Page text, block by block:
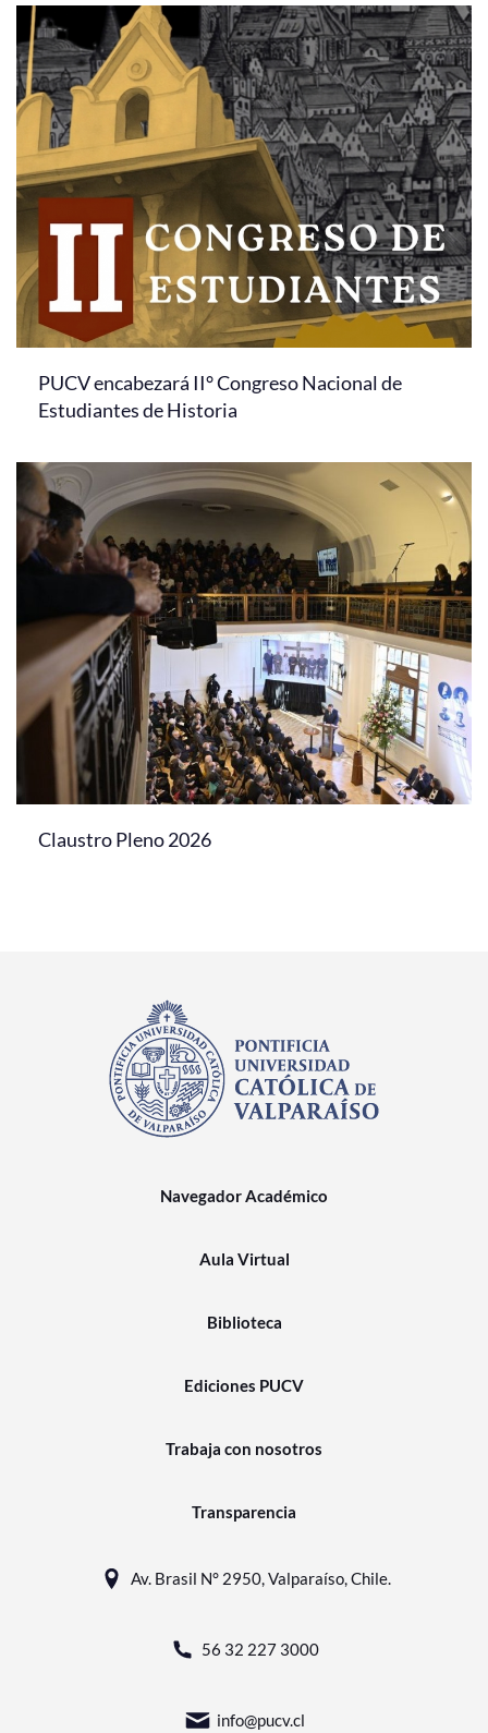
PUCV encabezará II° Congreso Nacional de
Estudiantes de Historia
Claustro Pleno 2026
Navegador Académico
Aula Virtual
Biblioteca
Ediciones PUCV
Trabaja con nosotros
Transparencia
Av. Brasil N° 2950, Valparaíso, Chile.
56 32 227 3000
info@pucv.cl